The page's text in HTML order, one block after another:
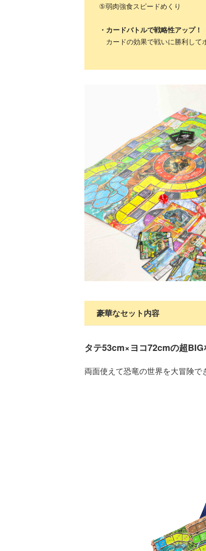
⑤弱肉強食スピードめくり
・カードバトルで戦略性アップ！
カードの効果で戦いに勝利して
豪華なセット内容
タテ53cm×ヨコ72cmの超
両面使えて恐竜の世界を大冒険で
元体操のお兄さ
ん小林よしひさ
「小３で観たあ
の人の映画が人